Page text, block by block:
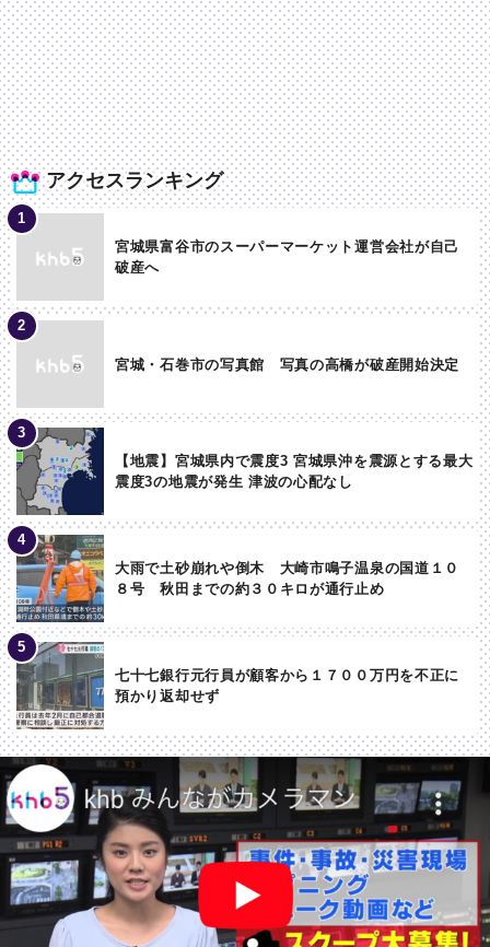
アクセスランキング
宮城県富谷市のスーパーマーケット運営会社が自己
破産へ
宮城・石巻市の写真館 写真の高橋が破産開始決定
【地震】宮城県内で震度3 宮城県沖を震源とする最大
震度3の地震が発生 津波の心配なし
大雨で土砂崩れや倒木 大崎市鳴子温泉の国道１０
８号 秋田までの約３０キロが通行止め
七十七銀行元行員が顧客から１７００万円を不正に
預かり返却せず